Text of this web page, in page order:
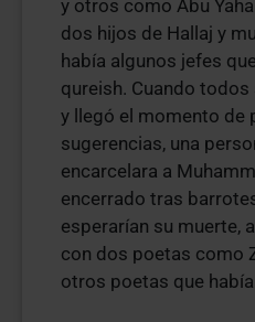
y otros como Abu
dos hijos de Hallaj y
había algunos jefes
qureish. Cuando
y llegó el momento de
sugerencias, una
encarcelara a
encerrado tras
esperarían su muerte,
con dos poetas como
otros poetas que